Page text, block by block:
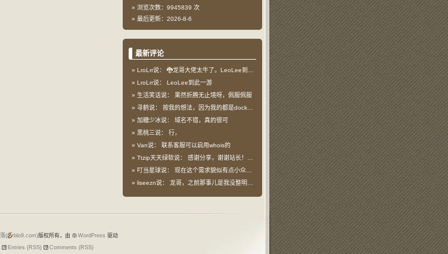
浏览次数：9945839 次
最后更新：2026-8-6
最新评论
LroLrr说： 🐉龙哥大佬太牛了。LeoLee到此一游
LroLrr说： LeoLee到此一游
生活笑话说： 果然折腾无止境呀，佩服佩服
寻鹤说： 按我的想法，因为我的都是docker容器…
加糖少冰说： 域名不错，真的很可
黑桃三说： 行，
Van说： 联系客服可以启用whois的
Ttzip天天绿软说： 感谢分享，谢谢站长！！已收藏
叮当星球说： 现在这个需求貌似有点小众，不过工具类我也…
liseezn说： 龙哥，之前那事儿是我没整明白，搞个申请页…
( blo9.com)版权所有，由 WordPress 驱动
Entries (RSS)
Comments (RSS)